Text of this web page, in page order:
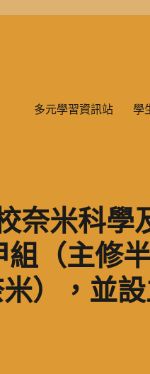
多元學習資訊站 學
奈米科學
（主修半
），並